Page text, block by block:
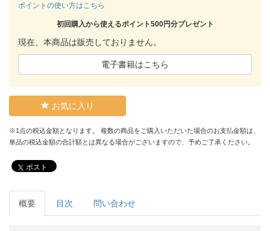
ポイントの使い方はこちら
初回購入から使えるポイント500円分プレゼント
現在、本商品は販売しておりません。
電子書籍はこちら
お気に入り
※1点の税込金額となります。 複数の商品をご購入いただいた場合のお支払金額は、
単品の税込金額の合計額とは異なる場合がございますので、予めご了承ください。
ポスト
概要 目次 問い合わせ